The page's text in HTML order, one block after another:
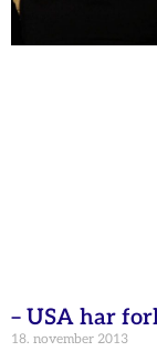
– USA har
18. november 2013